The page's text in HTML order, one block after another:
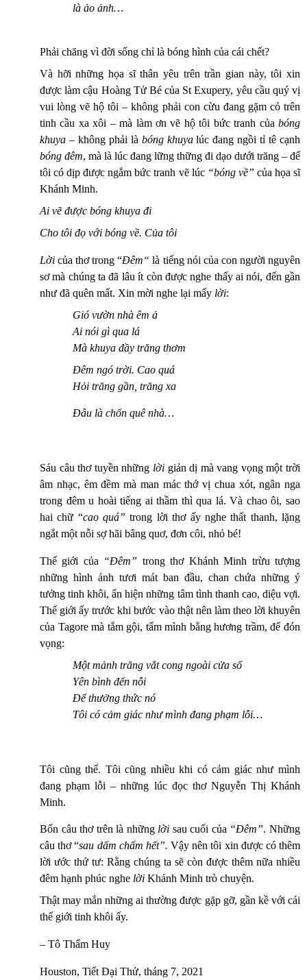
là ảo ảnh…
Phải chăng vì đời sống chỉ là bóng hình của cái chết?
Và hỡi những họa sĩ thân yêu trên trần gian này, tôi xin
được làm cậu Hoàng Tử Bé của St Exupery, yêu cầu quý vị
vui lòng vẽ hộ tôi – không phải con cừu đang gặm cỏ trên
tinh cầu xa xôi – mà làm ơn vẽ hộ tôi bức tranh của bóng
khuya –không phải là bóng khuyalúc đang ngồi tỉ tê cạnh
bóng đêm, mà là lúc đang lững thững đi dạo dưới trăng – để
tôi có dịp được ngắm bức tranh vẽ lúc “bóng về” của họa sĩ
Khánh Minh.
Ai vẽ được bóng khuya đi
Cho tôi đọ với bóng về. Của tôi
Lời của thơ trong “Đêm“là tiếng nói của con người nguyên
sơ mà chúng ta đã lâu ít còn được nghe thấy ai nói, đến gần
như đã quên mất. Xin mời nghe lại mấy lời:
Gió vườn nhà êm ả
Ai nói gì qua lá
Mà khuya đầy trăng thơm
Đêm ngó trời. Cao quá
Hỏi trăng gần, trăng xa
Đâu là chốn quê nhà…
Sáu câu thơ tuyền những lờigiản dị mà vang vọng một trời
âm nhạc, êm đềm mà man mác thớ vị chua xót, ngân nga
trong đêm u hoài tiếng ai thầm thì qua lá. Và chao ôi, sao
hai chữ “cao quá” trong lời thơ ấy nghe thất thanh, lặng
ngắt một nỗi sợ hãi bâng quơ, đơn côi, nhỏ bé!
Thế giới của “Đêm” trong thơ Khánh Minh trừu tượng
những hình ảnh tươi mát ban đầu, chan chứa những ý
tưởng tinh khôi, ẩn hiện những tâm tình thanh cao, diệu vợi.
Thế giới ấy trước khi bước vào thật nên làm theo lời khuyên
của Tagore mà tắm gội, tẩm mình bằng hương trầm, để đón
vọng:
Một mảnh trăng vắt cong ngoài cửa sổ
Yên bình đến nỗi
Để thưởng thức nó
Tôi có cảm giác như mình đang phạm lỗi…
Tôi cũng thế. Tôi cũng nhiều khi có cảm giác như mình
đang phạm lỗi – những lúc đọc thơ Nguyễn Thị Khánh
Minh.
Bốn câu thơ trên là những lời sau cuối của “Đêm”. Những
câu thơ “sau dấm chấm hết”. Vậy nên tôi xin được có thêm
lời ước thứ tư: Rằng chúng ta sẽ còn được thêm nữa nhiều
đêm hạnh phúc nghe lời Khánh Minh trò chuyện.
Thật may mắn những ai thường được gặp gỡ, gần kề với cái
thế giới tinh khôi ấy.
– Tô Thẩm Huy
Houston, Tiết Đại Thử, tháng 7, 2021